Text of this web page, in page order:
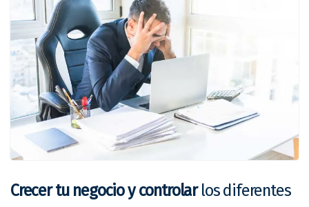
Crecer tu negocio y controlarlos diferentes